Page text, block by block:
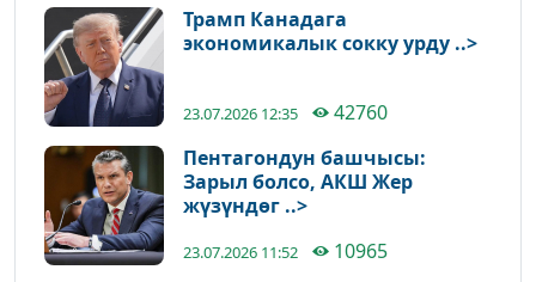
Трамп Канадага
экономикалык сокку урду ..>
23.07.2026 12:35
42760
Пентагондун башчысы:
Зарыл болсо, АКШ Жер
жүзүндөг ..>
23.07.2026 11:52
10965